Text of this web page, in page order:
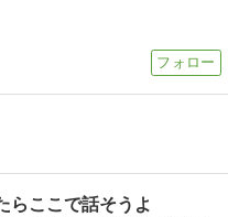
らここで話そうよ